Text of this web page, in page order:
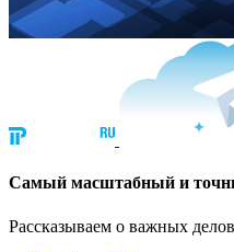
Cамый масштабный и
Рассказываем о важных